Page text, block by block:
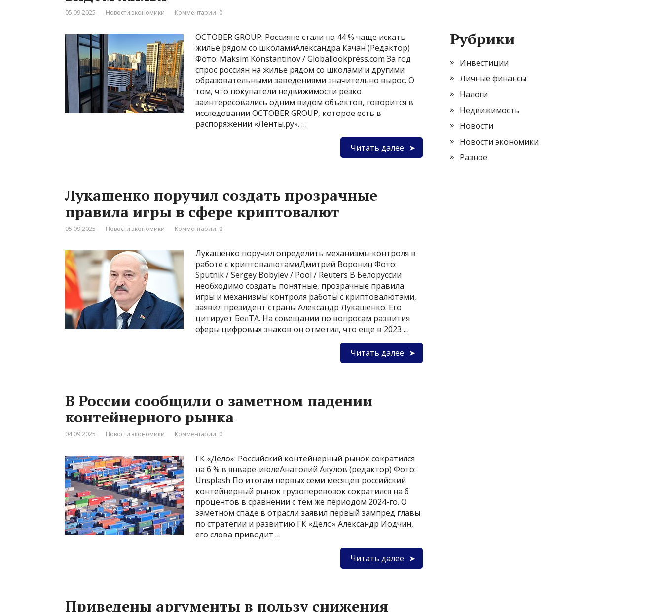
05.09.2025 Новости экономики Комментарии: 0
OCTOBER GROUP: Россияне стали на 44 % чаще искать
жилье рядом со школамиАлександра Качан (Редактор)
Фото: Maksim Konstantinov / Globallookpress.com За год
спрос россиян на жилье рядом со школами и другими
образовательными заведениями значительно вырос. О
том, что покупатели недвижимости резко
заинтересовались одним видом объектов, говорится в
исследовании OCTOBER GROUP, которое есть в
распоряжении «Ленты.ру». …
Читать далее
Лукашенко поручил создать прозрачные
правила игры в сфере криптовалют
05.09.2025 Новости экономики Комментарии: 0
Лукашенко поручил определить механизмы контроля в
работе с криптовалютамиДмитрий Воронин Фото:
Sputnik / Sergey Bobylev / Pool / Reuters В Белоруссии
необходимо создать понятные, прозрачные правила
игры и механизмы контроля работы с криптовалютами,
заявил президент страны Александр Лукашенко. Его
цитирует БелТА. На совещании по вопросам развития
сферы цифровых знаков он отметил, что еще в 2023 …
Читать далее
В России сообщили о заметном падении
контейнерного рынка
04.09.2025 Новости экономики Комментарии: 0
ГК «Дело»: Российский контейнерный рынок сократился
на 6 % в январе-июлеАнатолий Акулов (редактор) Фото:
Unsplash По итогам первых семи месяцев российский
контейнерный рынок грузоперевозок сократился на 6
процентов в сравнении с тем же периодом 2024-го. О
заметном спаде в отрасли заявил первый зампред главы
по стратегии и развитию ГК «Дело» Александр Иодчин,
его слова приводит …
Читать далее
Приведены аргументы в пользу снижения
Рубрики
Инвестиции
Личные финансы
Налоги
Недвижимость
Новости
Новости экономики
Разное